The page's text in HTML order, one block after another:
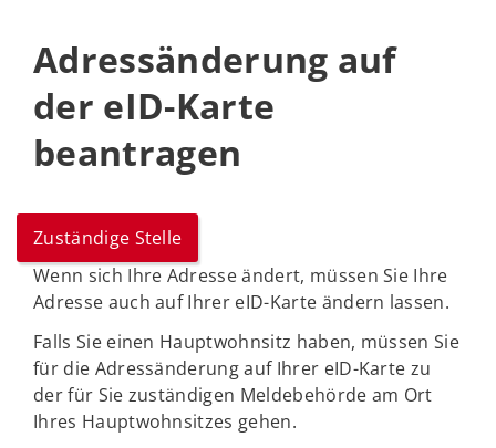
Adressänderung auf
der eID-Karte
beantragen
Zuständige Stelle
Wenn sich Ihre Adresse ändert, müssen Sie Ihre
Adresse auch auf Ihrer eID-Karte ändern lassen.
Falls Sie einen Hauptwohnsitz haben, müssen Sie
für die Adressänderung auf Ihrer eID-Karte zu
der für Sie zuständigen Meldebehörde am Ort
Ihres Hauptwohnsitzes gehen.